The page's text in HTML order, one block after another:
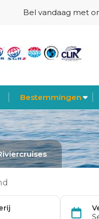
Bel vandaag met
Bestemmingen